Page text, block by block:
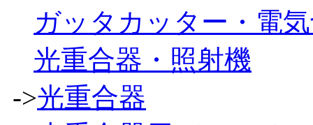
ガッタカッター・電
光重合器・照射機
->光重合器